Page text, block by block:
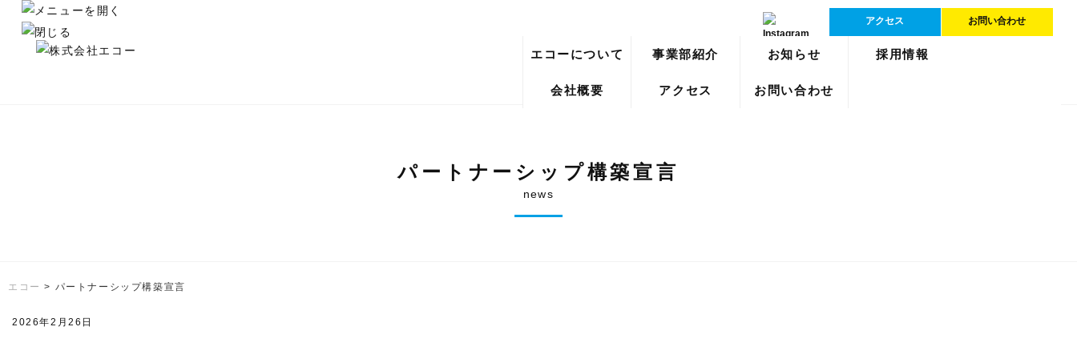
アクセス お問い合わせ
エコーについて 事業部紹介 お知らせ 採用情報
会社概要 アクセス お問い合わせ
パートナーシップ構築宣言
news
エコー > パートナーシップ構築宣言
2026年2月26日